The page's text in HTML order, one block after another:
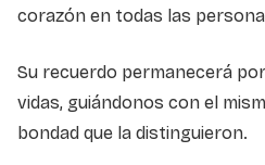
corazón en todas las
Su recuerdo permanecerá
vidas, guiándonos con el
bondad que la distinguieron.